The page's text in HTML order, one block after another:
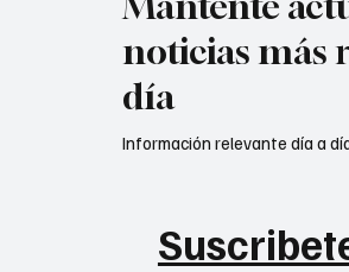
noticias más
día
Información relevante día a